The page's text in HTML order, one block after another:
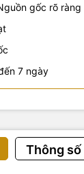
gốc rõ ràng
7 ngày
Thông